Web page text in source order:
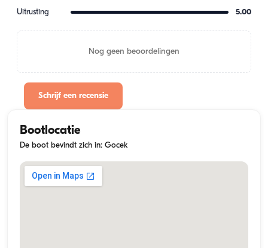
Uitrusting 5.00
Nog geen beoordelingen
Schrijf een recensie
Bootlocatie
De boot bevindt zich in: Gocek